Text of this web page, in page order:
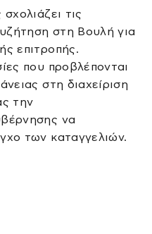
τις
στη Βουλή για
επιτροπής.
που προβλέπονται
στη διαχείριση
την
να
των καταγγελιών.